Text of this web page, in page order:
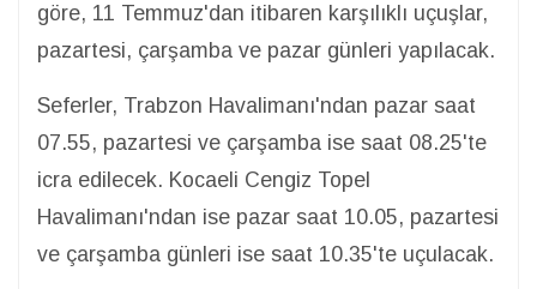
göre, 11 Temmuz'dan itibaren karşılıklı uçuşlar,
pazartesi, çarşamba ve pazar günleri yapılacak.
Seferler, Trabzon Havalimanı'ndan pazar saat
07.55, pazartesi ve çarşamba ise saat 08.25'te
icra edilecek. Kocaeli Cengiz Topel
Havalimanı'ndan ise pazar saat 10.05, pazartesi
ve çarşamba günleri ise saat 10.35'te uçulacak.